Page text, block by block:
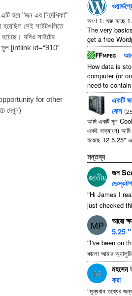
হবে "জন এর নির্দেশিকা"
সেই সাইটগুলিতে
যদিও সাইটের
মূল [int­link id=“910”
for oth­er
দেখুন)
অংশ 1: শুরু হচ্ছে
The very basics
get a free
lose some
How data is
computer(or
need to
movie will
একটি
কেস (
আমি একটি মূল
একই বাক্যাংশ) আমি
হয়েছে 12 5.25"
মন্তব্য
জাতীয় জন
“Hi James I
just checked
MP আরো
5.25 ″
“I've been on
কালো আমার
M মহসেন
করা
“মূল্যবান তথ্যের